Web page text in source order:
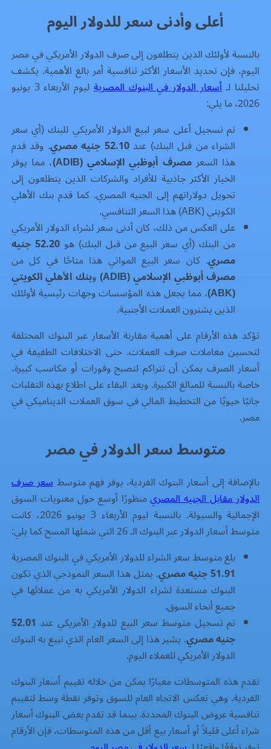
أعلى وأدنى سعر للدولار اليوم
بالنسبة لأولئك الذين يتطلعون إلى صرف الدولار الأمريكي في مصر
اليوم، فإن تحديد الأسعار الأكثر تنافسية أمر بالغ الأهمية. يكشف
تحليلنا لـأسعار الدولار في البنوك المصرية ليوم الأربعاء 3 يونيو
2026، ما يلي:
تم تسجيل أعلى سعر لبيع الدولار الأمريكي للبنك (أي سعر
الشراء من قبل البنك) عند52.10 جنيه مصري . وقد قدم
هذا السعرمصرف أبوظبي الإسلامي (ADIB) ، مما يوفر
الخيار الأكثر جاذبية للأفراد والشركات الذين يتطلعون إلى
تحويل دولاراتهم إلى الجنيه المصري. كما قدم بنك الأهلي
الكويتي (ABK) هذا السعر التنافسي.
على العكس من ذلك، كان أدنى سعر لشراء الدولار الأمريكي
من البنك (أي سعر البيع من قبل البنك) هو 52.20 جنيه
مصري. كان سعر البيع المواتي هذا متاحًا في كل من
مصرف أبوظبي الإسلامي (ADIB) وبنك الأهلي الكويتي
(ABK) ، مما يجعل هذه المؤسسات وجهات رئيسية لأولئك
الذين يشترون العملات الأجنبية.
تؤكد هذه الأرقام على أهمية مقارنة الأسعار عبر البنوك المختلفة
لتحسين معاملات صرف العملات. حتى الاختلافات الطفيفة في
أسعار الصرف يمكن أن تتراكم لتصبح وفورات أو مكاسب كبيرة،
خاصة بالنسبة للمبالغ الكبيرة. ويعد البقاء على اطلاع بهذه التقلبات
جانبًا حيويًا من التخطيط المالي في سوق العملات الديناميكي في
مصر.
متوسط سعر الدولار في مصر
بالإضافة إلى أسعار البنوك الفردية، يوفر فهم متوسطسعر صرف
الدولار مقابل الجنيه المصريمنظورًا أوسع حول معنويات السوق
الإجمالية والسيولة. بالنسبة ليوم الأربعاء 3 يونيو 2026، كانت
متوسط أسعار الدولار عبر البنوك الـ 26 التي شملها المسح كما يلي:
بلغ متوسط سعر الشراء للدولار الأمريكي في البنوك المصرية
51.91 جنيه مصري . يمثل هذا السعر النموذجي الذي تكون
البنوك مستعدة لشراء الدولار الأمريكي به من عملائها في
جميع أنحاء السوق.
تم تسجيل متوسط سعر البيع للدولار الأمريكي عند 52.01
جنيه مصري. يشير هذا إلى السعر العام الذي تبيع به البنوك
الدولار الأمريكي للعملاء اليوم.
تقدم هذه المتوسطات معيارًا يمكن من خلاله تقييم أسعار البنوك
الفردية. وهي تعكس الاتجاه العام للسوق وتوفر نقطة وسط لتقييم
تنافسية عروض البنوك المحددة. بينما قد تقدم بعض البنوك أسعار
شراء أعلى قليلاً أو أسعار بيع أقل من هذه المتوسطات، فإن الأرقام